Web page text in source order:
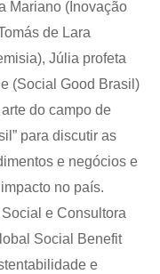
Mariano (Inovação
de Lara
Júlia profeta
(Social Good Brasil)
do campo de
para discutir as
e negócios e
no país.
e Consultora
Social Benefit
e